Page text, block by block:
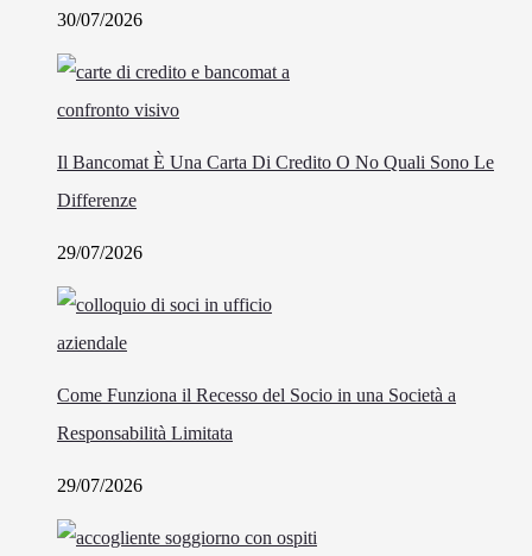
30/07/2026
Il Bancomat È Una Carta Di Credito O No Quali Sono Le
Differenze
29/07/2026
Come Funziona il Recesso del Socio in una Società a
Responsabilità Limitata
29/07/2026